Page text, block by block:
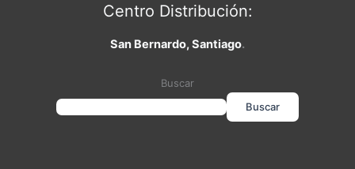
Centro Distribución:
San Bernardo, Santiago.
Buscar
Buscar